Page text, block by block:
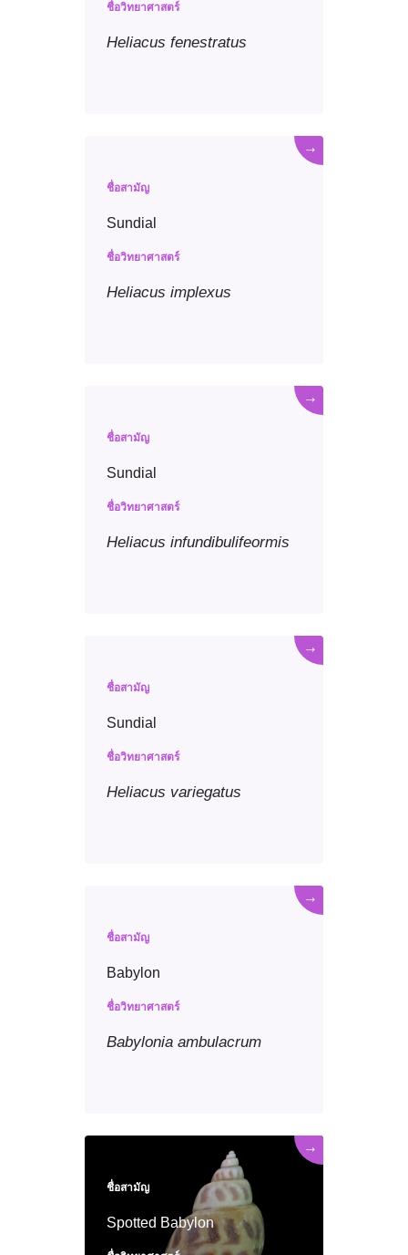
ชื่อวิทยาศาสตร์
Heliacus fenestratus
ชื่อสามัญ
Sundial
ชื่อวิทยาศาสตร์
Heliacus implexus
→
ชื่อสามัญ
Sundial
ชื่อวิทยาศาสตร์
Heliacus infundibulifeormis
→
ชื่อสามัญ
Sundial
ชื่อวิทยาศาสตร์
Heliacus variegatus
→
ชื่อสามัญ
Babylon
ชื่อวิทยาศาสตร์
Babylonia ambulacrum
→
ชื่อสามัญ
Spotted Babylon
→